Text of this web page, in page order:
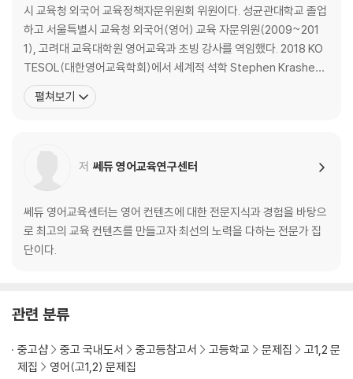
20회
[별책] 정답 및 해설
시 교육청 외국어 교육정책자문위원회 위원이다. 성균관대학교 졸업
하고 서울특별시 교육청 외국어(영어) 교육 자문위원(2009~201
1), 고려대 교육대학원 영어교육과 초빙 강사를 역임했다. 2018 KO
TESOL(대한영어교육학회)에서 세계적 석학 Stephen Krashen
등과 ‘Focus on Fluency’ 주제로 영어교육학 공동 강연, 서울시, 인
천시 영어 1급 정교사 교수법 연수 특강 강사, 경희대, 중앙대, 이화여
펼쳐보기
저 쎄듀 영어교육연구센터
쎄듀 영어교육센터는 영어 컨텐츠에 대한 전문지식과 경험을 바탕으
로 최고의 교육 컨텐츠를 만들고자 최선의 노력을 다하는 전문가 집
단이다.
관련 분류
중고샵 중고 국내도서 중고등참고서 고등학교 문제집
고1,2 문
제집
영어(고1,2) 문제집